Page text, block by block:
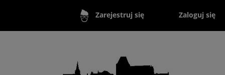
Zarejestruj się Zaloguj się